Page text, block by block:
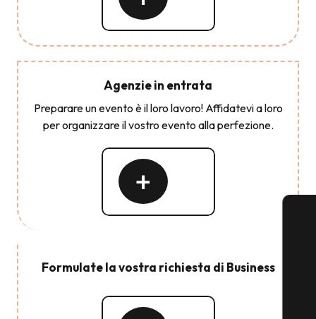
Agenzie in entrata
Preparare un evento è il loro lavoro! Affidatevi a loro
per organizzare il vostro evento alla perfezione.
Leggi
Formulate la vostra richiesta di Business